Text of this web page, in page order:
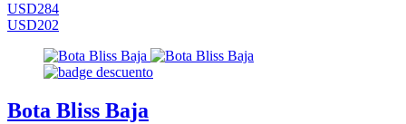
USD284
USD202
Bota Bliss Baja